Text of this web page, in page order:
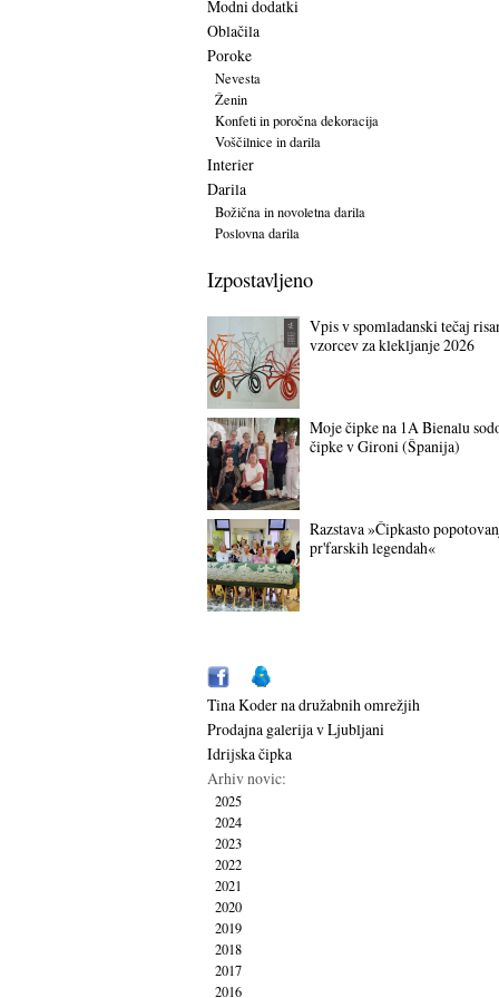
Modni dodatki
Oblačila
Poroke
Nevesta
Ženin
Konfeti in poročna dekoracija
Voščilnice in darila
Interier
Darila
Božična in novoletna darila
Poslovna darila
Izpostavljeno
Vpis v spomladanski tečaj
vzorcev za klekljanje 2026
Moje čipke na 1A Bienalu
čipke v Gironi (Španija)
Razstava »Čipkasto
pr'farskih legendah«
Tina Koder na družabnih omrežjih
Prodajna galerija v Ljubljani
Idrijska čipka
Arhiv novic:
2025
2024
2023
2022
2021
2020
2019
2018
2017
2016